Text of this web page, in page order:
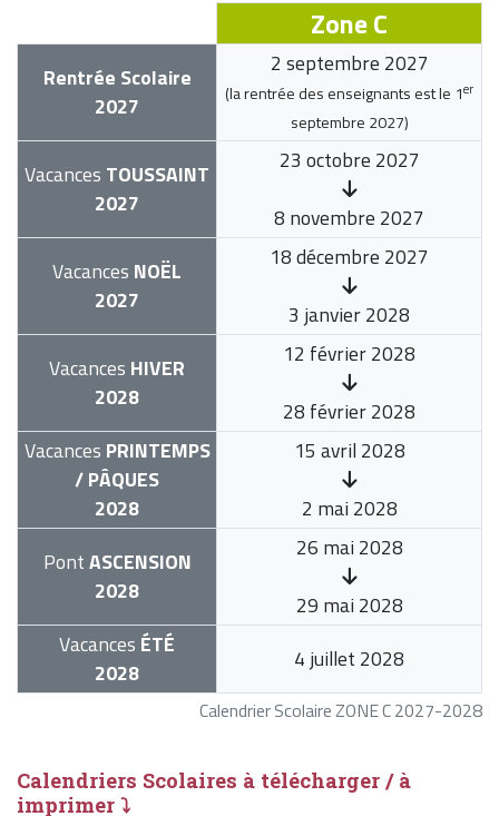
Calendrier Scolaire ZONE C 2027-2028
Zone C
Rentrée Scolaire
2027
2 septembre 2027
(la rentrée des enseignants est le 1er
septembre 2027)
Vacances TOUSSAINT
2027
23 octobre 2027
8 novembre 2027
Vacances NOËL
2027
18 décembre 2027
3 janvier 2028
Vacances HIVER
2028
12 février 2028
28 février 2028
Vacances PRINTEMPS
/ PÂQUES
2028
15 avril 2028
2 mai 2028
PontASCENSION
2028
26 mai 2028
29 mai 2028
Vacances ÉTÉ
2028
4 juillet 2028
Calendriers Scolaires à télécharger / à
imprimer ⤵